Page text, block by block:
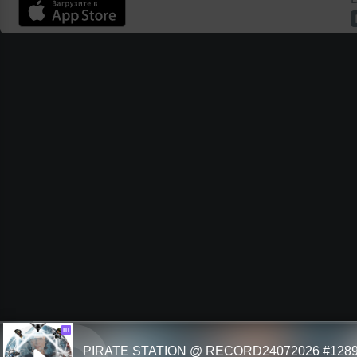
Ш
PIRATE STATION @ RECORD24072026